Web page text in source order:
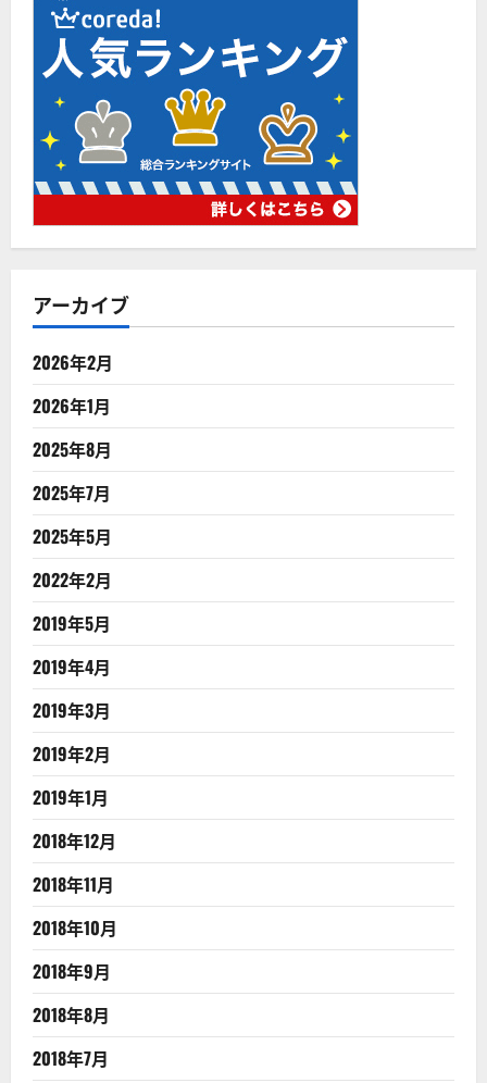
アーカイブ
2026年2月
2026年1月
2025年8月
2025年7月
2025年5月
2022年2月
2019年5月
2019年4月
2019年3月
2019年2月
2019年1月
2018年12月
2018年11月
2018年10月
2018年9月
2018年8月
2018年7月